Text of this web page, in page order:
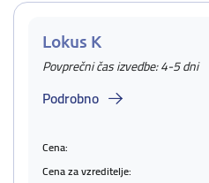
Lokus K
Povprečni čas izvedbe: 4-5 dni
Podrobno
Cena:
Cena za vzreditelje: